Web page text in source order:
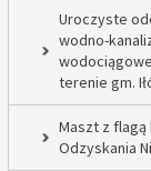
Uroczyste
wodno-
terenie gm.
Maszt z
Odzyskania